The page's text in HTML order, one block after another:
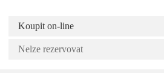
Koupit on-line
Nelze rezervovat